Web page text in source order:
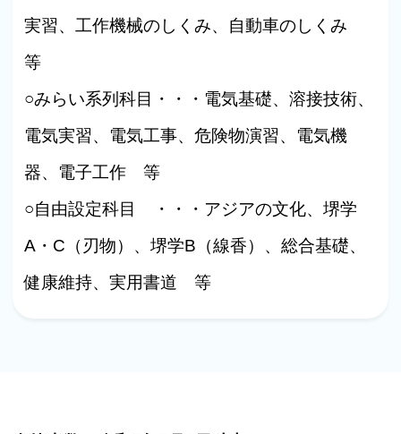
実習、工作機械のしくみ、自動車のしくみ
等
○みらい系列科目・・・電気基礎、溶接技術、
電気実習、電気工事、危険物演習、電気機
器、電子工作 等
○自由設定科目 ・・・アジアの文化、堺学
A・C（刃物）、堺学B（線香）、総合基礎、
健康維持、実用書道 等